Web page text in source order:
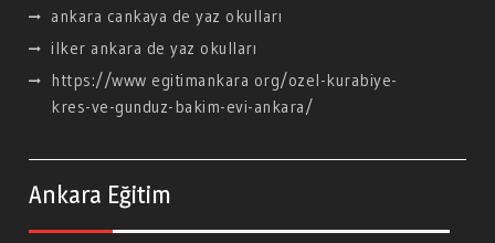
ankara cankaya de yaz okulları
ilker ankara de yaz okulları
https://www egitimankara org/ozel-kurabiye-
kres-ve-gunduz-bakim-evi-ankara/
Ankara Eğitim